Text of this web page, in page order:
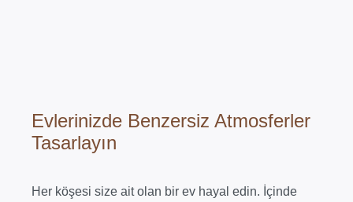
Evlerinizde Benzersiz Atmosferler
Tasarlayın
Her köşesi size ait olan bir ev hayal edin. İçinde